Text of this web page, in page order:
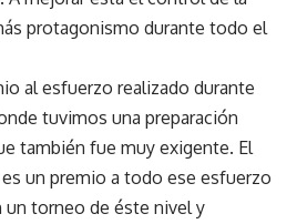
protagonismo durante todo el
al esfuerzo realizado durante
tuvimos una preparación
también fue muy exigente. El
un premio a todo ese esfuerzo
un torneo de éste nivel y